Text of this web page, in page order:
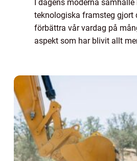
I dagens moderna samhälle
teknologiska framsteg gjort
förbättra vår vardag på
aspekt som har blivit allt